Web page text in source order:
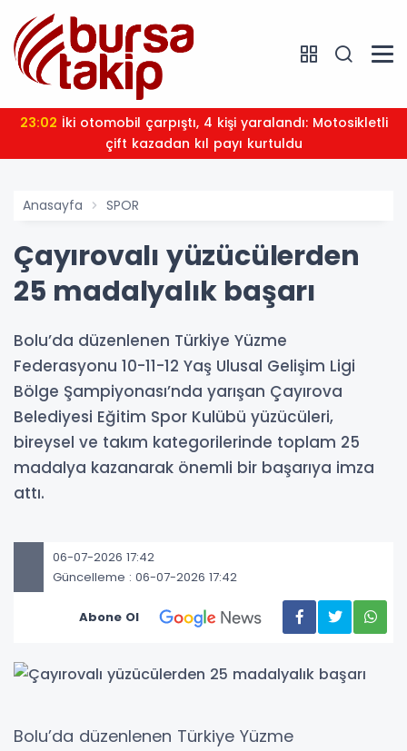
23:02
çift kazadan kıl payı kurtuldu
Anasayfa SPOR
Çayırovalı yüzücülerden
25 madalyalık başarı
Bolu’da düzenlenen Türkiye Yüzme
Federasyonu 10-11-12 Yaş Ulusal Gelişim Ligi
Bölge Şampiyonası’nda yarışan Çayırova
Belediyesi Eğitim Spor Kulübü yüzücüleri,
bireysel ve takım kategorilerinde toplam 25
madalya kazanarak önemli bir başarıya imza
attı.
06-07-2026 17:42
Güncelleme : 06-07-2026 17:42
Abone Ol
Bolu’da düzenlenen Türkiye Yüzme